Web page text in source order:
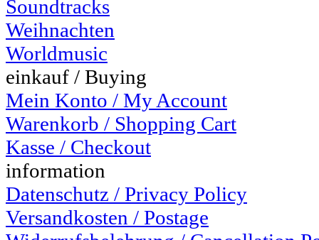
Soundtracks
Weihnachten
Worldmusic
einkauf / Buying
Mein Konto / My Account
Warenkorb / Shopping Cart
Kasse / Checkout
information
Datenschutz / Privacy Policy
Versandkosten / Postage